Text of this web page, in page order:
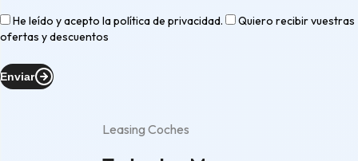
He leído y acepto lapolítica de privacidad.
Quiero recibir vuestras
ofertas y descuentos
Enviar
Leasing Coches